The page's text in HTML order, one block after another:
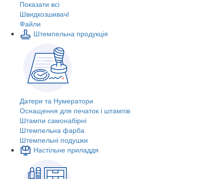
Показати всі
Швидкозшивачi
Файли
Штемпельна продукція
Датери та Нумератори
Оснащення для печаток і штампів
Штампи самонабірні
Штемпельна фарба
Штемпельні подушки
Настільне приладдя